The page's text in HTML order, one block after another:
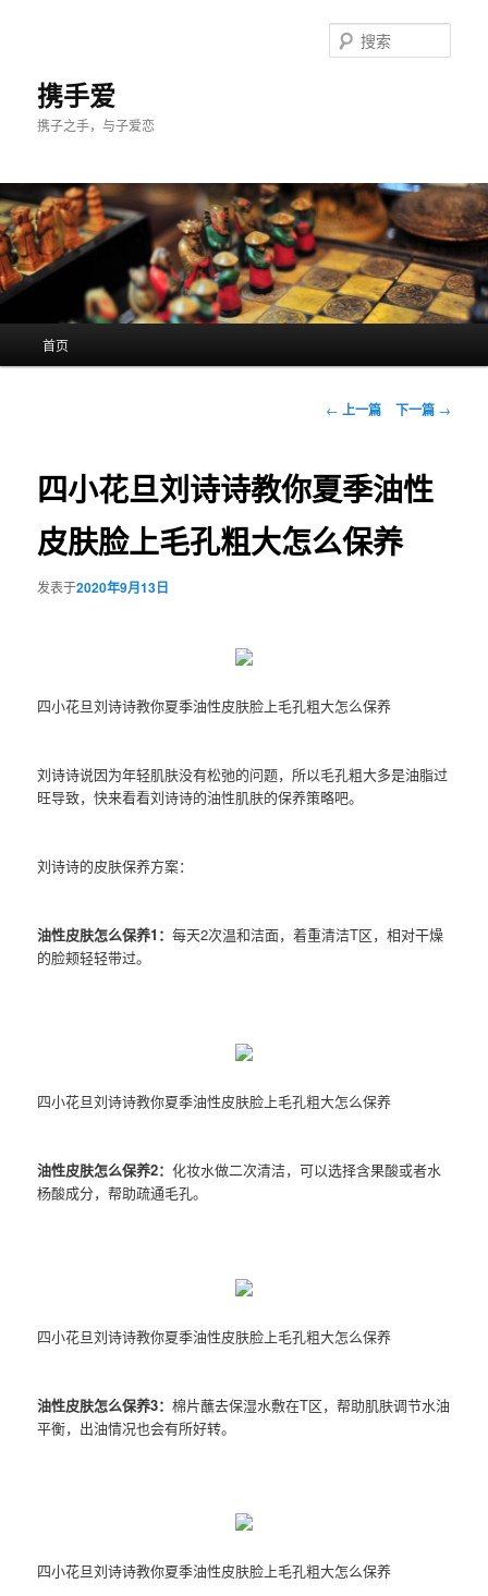
携手爱
携子之手，与子爱恋
索
首页
文
航
← 上一篇 下一篇 →
四小花旦刘诗诗教你夏季油性
皮肤脸上毛孔粗大怎么保养
发表于2020年9月13日
四小花旦刘诗诗教你夏季油性皮肤脸上毛孔粗大怎么保养
刘诗诗说因为年轻肌肤没有松弛的问题，所以毛孔粗大多是油脂过
旺导致，快来看看刘诗诗的油性肌肤的保养策略吧。
刘诗诗的皮肤保养方案：
油性皮肤怎么保养1：每天2次温和洁面，着重清洁T区，相对干燥
的脸颊轻轻带过。
四小花旦刘诗诗教你夏季油性皮肤脸上毛孔粗大怎么保养
油性皮肤怎么保养2：化妆水做二次清洁，可以选择含果酸或者水
杨酸成分，帮助疏通毛孔。
四小花旦刘诗诗教你夏季油性皮肤脸上毛孔粗大怎么保养
油性皮肤怎么保养3：棉片蘸去保湿水敷在T区，帮助肌肤调节水油
平衡，出油情况也会有所好转。
四小花旦刘诗诗教你夏季油性皮肤脸上毛孔粗大怎么保养